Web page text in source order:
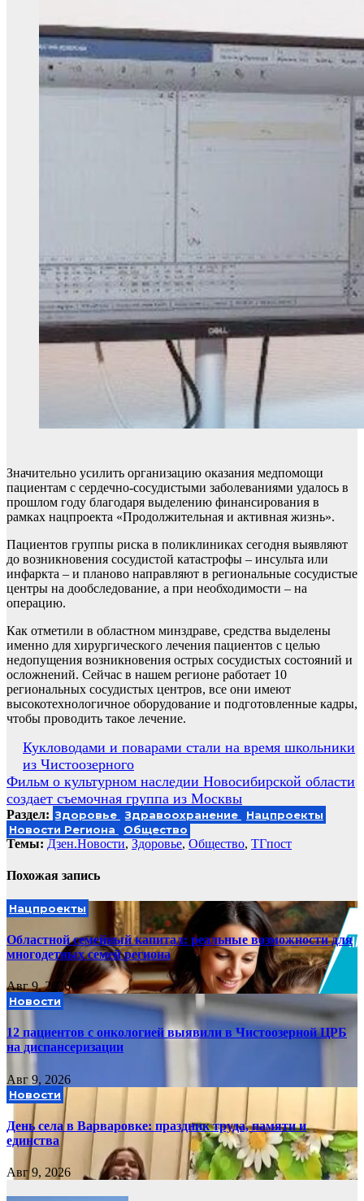
Значительно усилить организацию оказания медпомощи
пациентам с сердечно-сосудистыми заболеваниями удалось в
прошлом году благодаря выделению финансирования в
рамках нацпроекта «Продолжительная и активная жизнь».
Пациентов группы риска в поликлиниках сегодня выявляют
до возникновения сосудистой катастрофы – инсульта или
инфаркта – и планово направляют в региональные сосудистые
центры на дообследование, а при необходимости – на
операцию.
Как отметили в областном минздраве, средства выделены
именно для хирургического лечения пациентов с целью
недопущения возникновения острых сосудистых состояний и
осложнений. Сейчас в нашем регионе работает 10
региональных сосудистых центров, все они имеют
высокотехнологичное оборудование и подготовленные кадры,
чтобы проводить такое лечение.
Навигация
по
записям
Кукловодами и поварами стали на время школьники
из Чистоозерного
Фильм о культурном наследии Новосибирской области
создает съемочная группа из Москвы
Раздел: Здоровье Здравоохранение
Нацпроекты
Новости Региона
Общество
Темы: Дзен.Новости, Здоровье, Общество, ТГпост
Похожая запись
Нацпроекты
Областной семейный капитал: реальные возможности для
многодетных семей региона
Авг 9, 2026
Новости
12 пациентов с онкологией выявили в Чистоозерной ЦРБ
на диспансеризации
Авг 9, 2026
Новости
День села в Варваровке: праздник труда, памяти и
единства
Авг 9, 2026